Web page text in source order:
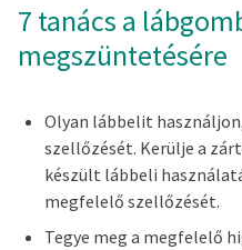
7 tanács a
megszüntetésére
Olyan lábbelit
szellőzését. Kerülje a
készült lábbeli
megfelelő szellőzését.
Tegye meg a megfelelő